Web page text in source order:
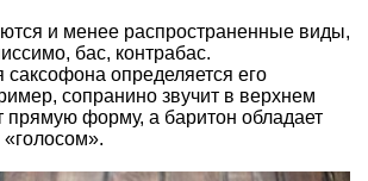
и менее распространенные виды,
бас, контрабас.
саксофона определяется его
сопранино звучит в верхнем
прямую форму, а баритон обладает
«голосом».